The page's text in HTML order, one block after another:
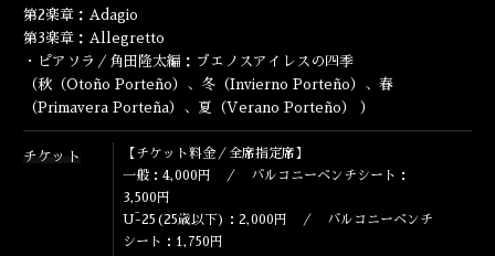
第2楽章：Adagio
第3楽章：Allegretto
・ピアソラ／角田隆太編：ブエノスアイレスの四季
（秋（Otoño Porteño）、冬（Invierno Porteño）、春
（Primavera Porteña）、夏（Verano Porteño） ）
チケット
【チケット料金／全席指定席】
一般：4,000円 ／ バルコニーベンチシート：
3,500円
Ū-25(25歳以下)：2,000円 ／ バルコニーベンチ
シート：1,750円